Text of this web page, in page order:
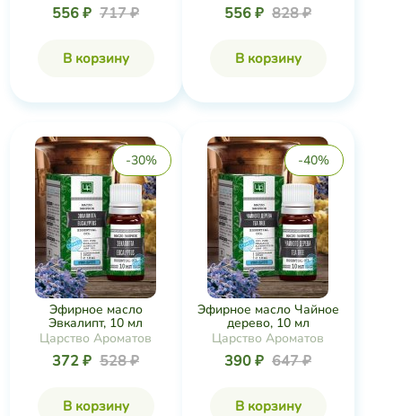
556 ₽ 717 ₽
В корзину
556 ₽ 828 ₽
В корзину
-30%
Эфирное масло
Эвкалипт, 10 мл
Царство Ароматов
372 ₽ 528 ₽
В корзину
-40%
Эфирное масло Чайное
дерево, 10 мл
Царство Ароматов
390 ₽ 647 ₽
В корзину